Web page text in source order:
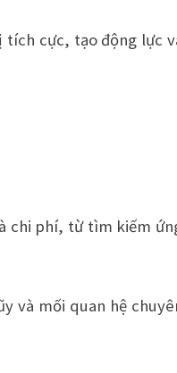
cực, tạo động lực
chi phí, từ tìm kiếm
và mối quan hệ